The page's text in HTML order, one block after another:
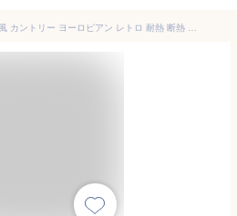
ランチョンマット 北欧 和風 カントリー ヨーロピアン レトロ 耐熱 断熱 長方形 家庭用 食卓用 プラスチック製 コースター